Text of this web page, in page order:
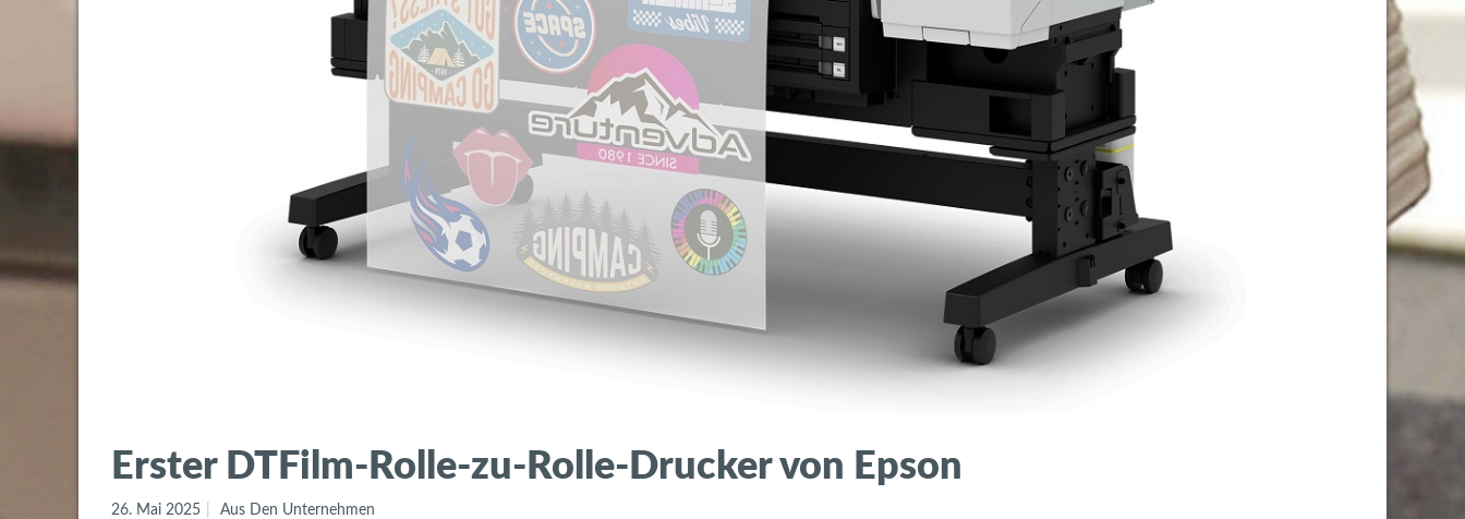
Erster DTFilm-Rolle-zu-Rolle-Drucker von Epson
26. Mai 2025 Aus Den Unternehmen